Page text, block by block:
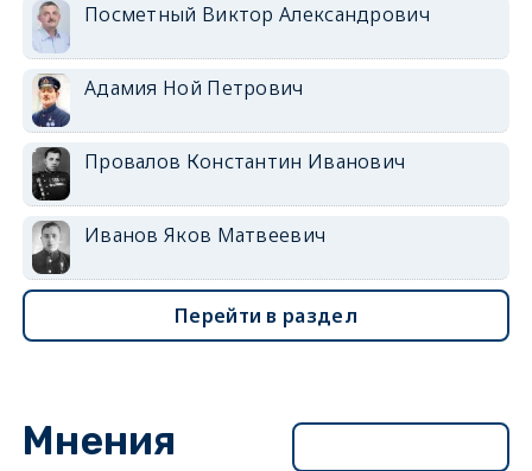
Посметный Виктор Александрович
Адамия Ной Петрович
Провалов Константин Иванович
Иванов Яков Матвеевич
Перейти в раздел
Мнения